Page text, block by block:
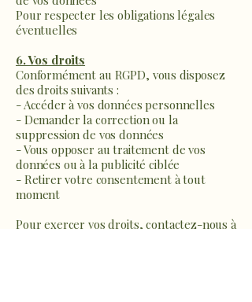
Pour respecter les obligations légales
éventuelles
6. Vos droits
Conformément au RGPD, vous disposez
des droits suivants :
- Accéder à vos données personnelles
- Demander la correction ou la
suppression de vos données
- Vous opposer au traitement de vos
données ou à la publicité ciblée
- Retirer votre consentement à tout
moment
Pour exercer vos droits, contactez-nous à